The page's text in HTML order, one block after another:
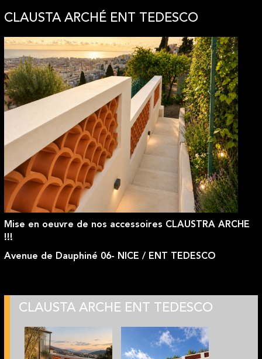
CLAUSTA ARCHÉ ENT TEDESCO
Mise en oeuvre de nos accessoires CLAUSTRA ARCHE
!!!
Avenue de Dauphiné 06- NICE / ENT TEDESCO
CLAUSTA ARCHE ENT TEDESCO